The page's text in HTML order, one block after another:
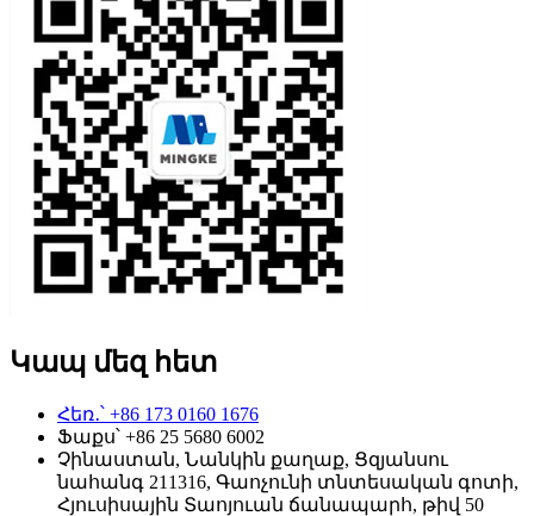
Կապ մեզ հետ
Հեռ․՝ +86 173 0160 1676
Ֆաքս՝ +86 25 5680 6002
Չինաստան, Նանկին քաղաք, Ցզյանսու
նահանգ 211316, Գաոչունի տնտեսական գոտի,
Հյուսիսային Տաոյուան ​​ճանապարհ, թիվ 50